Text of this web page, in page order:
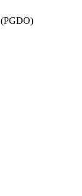
(PGDO)